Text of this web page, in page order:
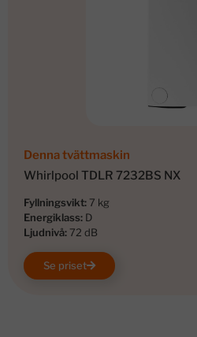
Denna tvättmaskin
Whirlpool TDLR 7232BS NX
Fyllningsvikt: 7 kg
Energiklass: D
Ljudnivå: 72 dB
Se priset